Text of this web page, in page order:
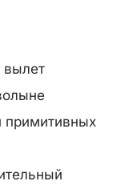
вылет
примитивных